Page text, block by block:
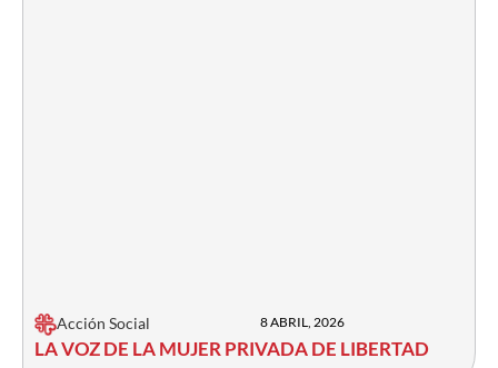
Acción Social 8 ABRIL, 2026
LA VOZ DE LA MUJER PRIVADA DE LIBERTAD